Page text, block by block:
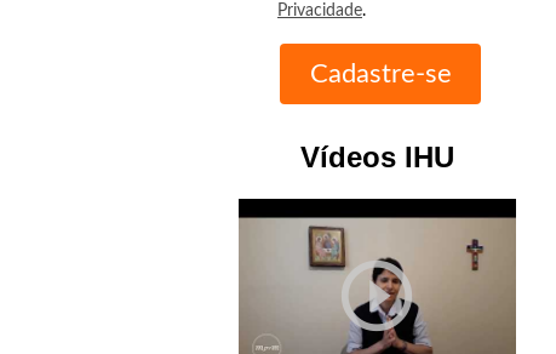
Privacidade.
Vídeos IHU
play_circle_outline